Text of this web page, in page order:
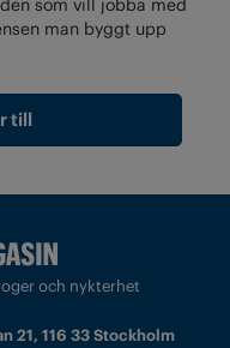
som vill jobba med
man byggt upp
till
och nykterhet
21, 116 33 Stockholm